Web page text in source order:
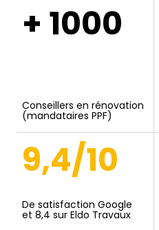
+ 1000
Conseillers en rénovation
(mandataires PPF)
9,4/10
De satisfaction Google
et 8,4 sur Eldo Travaux